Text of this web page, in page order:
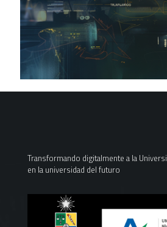
Transformando digitalmente a la
en la universidad del futuro